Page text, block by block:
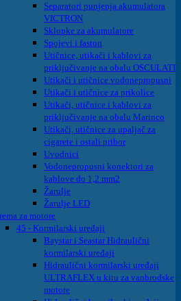
Separatori punjenja akumulatora
VICTRON
Sklopke za akumulatore
Spojevi i faston
Utičnice, utikači i kablovi za
priključivanje na obalu OSCULATI
Utikači i utičnice vodonepropusni
Utikači i utičnice za prikolice
Utikači, utičnice i kablovi za
priključivanje na obalu Marinco
Utikači, utičnice za upaljač za
cigarete i ostali pribor
Uvodnici
Vodonepropusni konektori za
kablove do 1,2 mm2
Žarulje
Žarulje LED
za motore
45 - Kormilarski uređaji
Baystar i Seastar Hidraulični
kormilarski uređaji
Hidraulični kormilarski uređaji
ULTRAFLEX u kitu za vanbrodske
motore